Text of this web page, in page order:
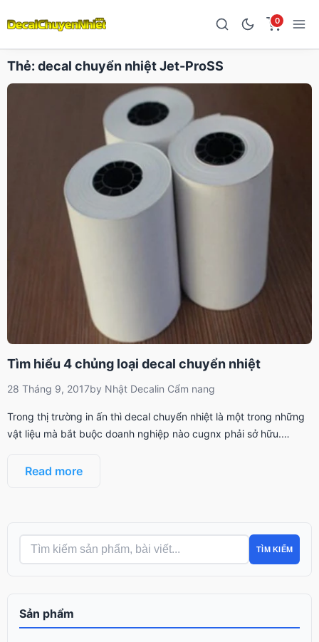
0
Thẻ: decal chuyển nhiệt Jet-ProSS
Tìm hiểu 4 chủng loại decal chuyển nhiệt
28 Tháng 9, 2017by Nhật Decalin Cẩm nang
Trong thị trường in ấn thì decal chuyển nhiệt là một trong những
vật liệu mà bắt buộc doanh nghiệp nào cugnx phải sở hữu.…
Read more
TÌM KIẾM
Sản phẩm